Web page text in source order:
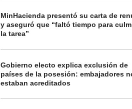
MinHacienda presentó su carta de
y aseguró que “faltó tiempo para
la tarea”
Gobierno electo explica exclusión de
países de la posesión: embajadores
estaban acreditados